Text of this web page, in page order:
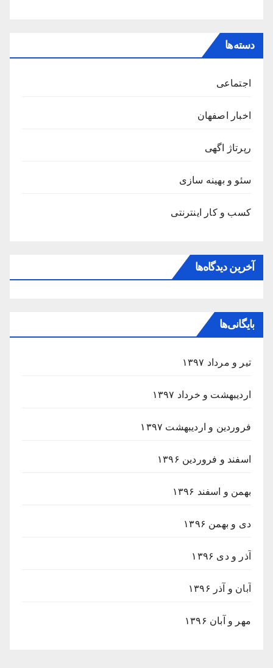
دسته‌ها
اجتماعی
اخبار اصفهان
رپرتاژ اگهی
سئو و بهینه سازی
کسب و کار اینترنتی
آخرین دیدگاه‌ها
بایگانی‌ها
تیر و مرداد ۱۳۹۷
اردیبهشت و خرداد ۱۳۹۷
فروردین و اردیبهشت ۱۳۹۷
اسفند و فروردین ۱۳۹۶
بهمن و اسفند ۱۳۹۶
دی و بهمن ۱۳۹۶
آذر و دی ۱۳۹۶
آبان و آذر ۱۳۹۶
مهر و آبان ۱۳۹۶